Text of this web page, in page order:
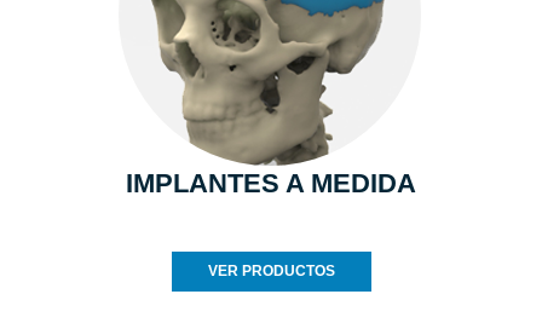
IMPLANTES A MEDIDA
VER PRODUCTOS